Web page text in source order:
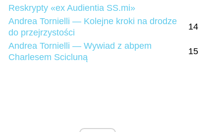
Reskrypty «ex Audientia SS.mi»
Andrea Tornielli — Kolejne kroki na drodze
do przejrzystości
14
Andrea Tornielli — Wywiad z abpem
Charlesem Scicluną
15